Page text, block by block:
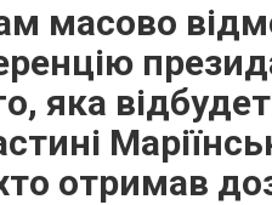
масово
яка
отримав